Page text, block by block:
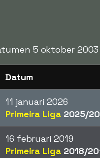
5 oktober 2003
Datum
11 januari 2026
Primeira Liga2025/
16 februari 2019
Primeira Liga2018/